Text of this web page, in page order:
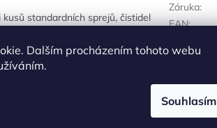
Dalším procházením tohoto webu
Souhlasím
standardních sprejů, čistidel
přípravky ihned po ruce a
uplatnění v profesionálních
vybrat z těchto variant:
Záruka:
EAN: